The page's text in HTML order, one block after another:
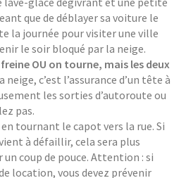
que de déblayer sa voiture le
la journée pour visiter une ville
le soir bloqué par la neige.
OU on tourne, mais les deux
neige, c’est l’assurance d’un tête à
les sorties d’autoroute ou
pas.
en tournant le capot vers la rue. Si
à défaillir, cela sera plus
coup de pouce. Attention : si
location, vous devez prévenir